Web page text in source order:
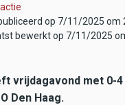
op 7/11/2025 om
bewerkt op 7/11/2025
vrijdagavond met 0-
Den Haag.